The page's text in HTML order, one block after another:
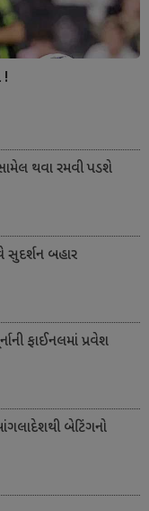
!
થવા રમવી પડશે
સુદર્શન બહાર
ફાઈનલમાં પ્રવેશ
બેટિંગનો